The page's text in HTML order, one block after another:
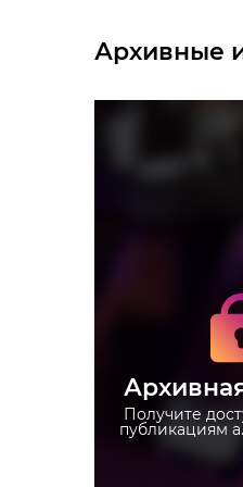
Архивные
Получите
публикациям
архивным
Не
рекламу